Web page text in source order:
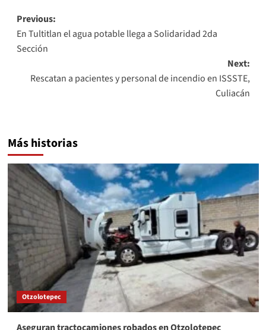
Post
navigation
Previous:
En Tultitlan el agua potable llega a Solidaridad 2da
Sección
Next:
Rescatan a pacientes y personal de incendio en ISSSTE,
Culiacán
Más historias
Otzolotepec